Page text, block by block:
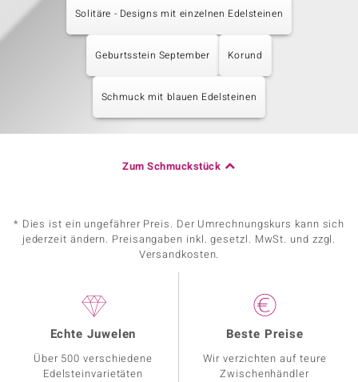
Solitäre - Designs mit einzelnen Edelsteinen
Geburtsstein September Korund
Schmuck mit blauen Edelsteinen
Zum Schmuckstück
* Dies ist ein ungefährer Preis. Der Umrechnungskurs kann sich
jederzeit ändern. Preisangaben inkl. gesetzl. MwSt. und zzgl.
Versandkosten.
Echte Juwelen
Über 500 verschiedene
Edelsteinvarietäten
Beste Preise
Wir verzichten auf teure
Zwischenhändler